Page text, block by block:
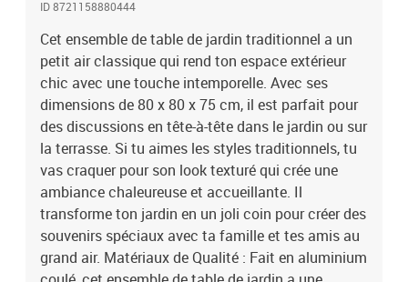
s'harmonise bien et dure longtemps. Que tu organises une fête
d'été ou que tu prennes juste un thé tranquille, chaque élément se
complète parfaitement, ajoutant à l'attrait de ton espace
extérieur.Design Fonctionnel : Avec son style traditionnel et ses
jolis détails, l'ensemble t'invite à profiter de matins paisibles ou de
dîners animés à l'extérieur. Il est facile à installer, ce qui en fait un
choix futé pour n'importe quelle terrasse, alliant esthétique et
praticité pour tes moments de détente et tes
rassemblements.Utilisation Recommandée : Parfait pour les
jardins et les terrasses, cet ensemble de table est idéal au
printemps et en été. Son design traditionnel le rend assez
polyvalent pour tout, des gros dîners en famille à un coin de travail
tranquille dans le jardin.Instructions d'Entretien : Pour qu'il reste
en top état, couvre-le quand il n'est pas utilisé et donne-lui un petit
ID 8721158880444
Cet ensemble de table de jardin traditionnel a un
petit air classique qui rend ton espace extérieur
chic avec une touche intemporelle. Avec ses
dimensions de 80 x 80 x 75 cm, il est parfait pour
des discussions en tête-à-tête dans le jardin ou sur
la terrasse. Si tu aimes les styles traditionnels, tu
vas craquer pour son look texturé qui crée une
ambiance chaleureuse et accueillante. Il
transforme ton jardin en un joli coin pour créer des
souvenirs spéciaux avec ta famille et tes amis au
grand air. Matériaux de Qualité : Fait en aluminium